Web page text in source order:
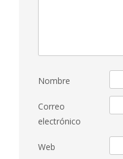
Nombre
Correo
electrónico
Web